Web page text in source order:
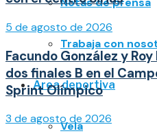
Trabaja con
Área deportiva
Vela
5 de agosto de 2026
Facundo González y
dos finales B en el
Sprint Olímpico
3 de agosto de 2026